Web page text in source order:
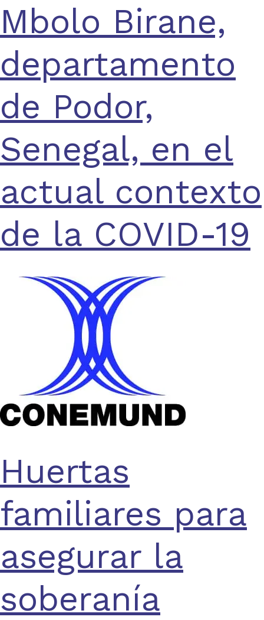
Mbolo Birane,
departamento
de Podor,
Senegal, en el
actual contexto
de la COVID-19
Huertas
familiares para
asegurar la
soberanía